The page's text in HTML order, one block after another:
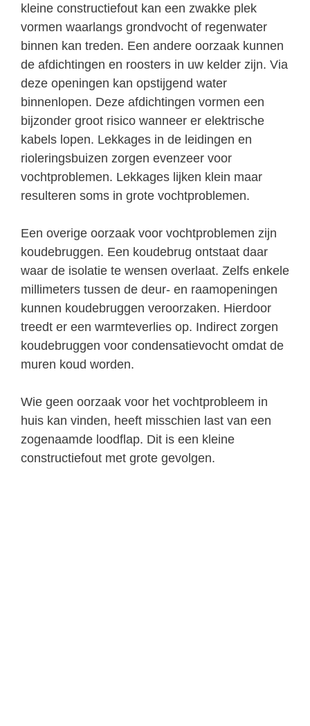
kleine constructiefout kan een zwakke plek
vormen waarlangs grondvocht of regenwater
binnen kan treden. Een andere oorzaak kunnen
de afdichtingen en roosters in uw kelder zijn. Via
deze openingen kan opstijgend water
binnenlopen. Deze afdichtingen vormen een
bijzonder groot risico wanneer er elektrische
kabels lopen. Lekkages in de leidingen en
rioleringsbuizen zorgen evenzeer voor
vochtproblemen. Lekkages lijken klein maar
resulteren soms in grote vochtproblemen.
Een overige oorzaak voor vochtproblemen zijn
koudebruggen. Een koudebrug ontstaat daar
waar de isolatie te wensen overlaat. Zelfs enkele
millimeters tussen de deur- en raamopeningen
kunnen koudebruggen veroorzaken. Hierdoor
treedt er een warmteverlies op. Indirect zorgen
koudebruggen voor condensatievocht omdat de
muren koud worden.
Wie geen oorzaak voor het vochtprobleem in
huis kan vinden, heeft misschien last van een
zogenaamde loodflap. Dit is een kleine
constructiefout met grote gevolgen.